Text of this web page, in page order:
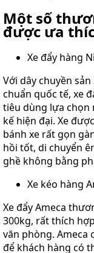
Một số
được ưa
Xe đẩy hàng
Với dây chuyền
chuẩn quốc tế, xe
tiêu dùng lựa chọn
kế hiện đại. Xe
bánh xe rất gọn
hồi tốt, di chuyển
ghề không bằng
Xe kéo hàng
Xe đẩy Ameca
300kg, rất thích
văn phòng. Ameca
để khách hàng có